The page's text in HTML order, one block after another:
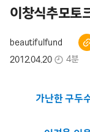
이창식추모토
beautifulfund
2012.04.20
4분
가난한 구두